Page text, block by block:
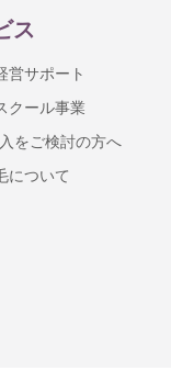
ス
営サポート
クール事業
をご検討の方へ
について